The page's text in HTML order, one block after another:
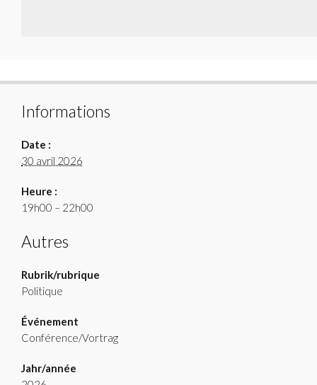
Informations
Date :
30 avril 2026
Heure :
19h00 – 22h00
Autres
Rubrik/rubrique
Politique
Événement
Conférence/Vortrag
Jahr/année